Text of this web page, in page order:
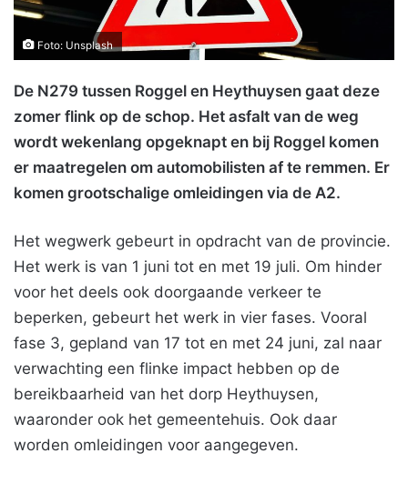
Foto: Unsplash
De N279 tussen Roggel en Heythuysen gaat deze
zomer flink op de schop. Het asfalt van de weg
wordt wekenlang opgeknapt en bij Roggel komen
er maatregelen om automobilisten af te remmen. Er
komen grootschalige omleidingen via de A2.
Het wegwerk gebeurt in opdracht van de provincie.
Het werk is van 1 juni tot en met 19 juli. Om hinder
voor het deels ook doorgaande verkeer te
beperken, gebeurt het werk in vier fases. Vooral
fase 3, gepland van 17 tot en met 24 juni, zal naar
verwachting een flinke impact hebben op de
bereikbaarheid van het dorp Heythuysen,
waaronder ook het gemeentehuis. Ook daar
worden omleidingen voor aangegeven.